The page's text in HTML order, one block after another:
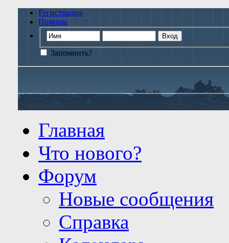
Регистрация
Помощь
Запомнить?
Главная
Что нового?
Форум
Новые сообщения
Справка